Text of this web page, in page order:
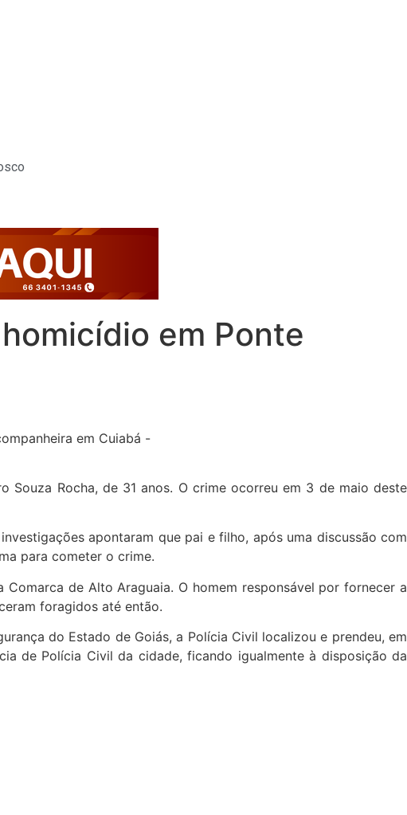
em Ponte
Rocha, de 31 anos. O crime ocorreu em 3 de maio deste
apontaram que pai e filho, após uma discussão com
para cometer o crime.
de Alto Araguaia. O homem responsável por fornecer a
foragidos até então.
do Estado de Goiás, a Polícia Civil localizou e prendeu, em
de Polícia Civil da cidade, ficando igualmente à disposição da